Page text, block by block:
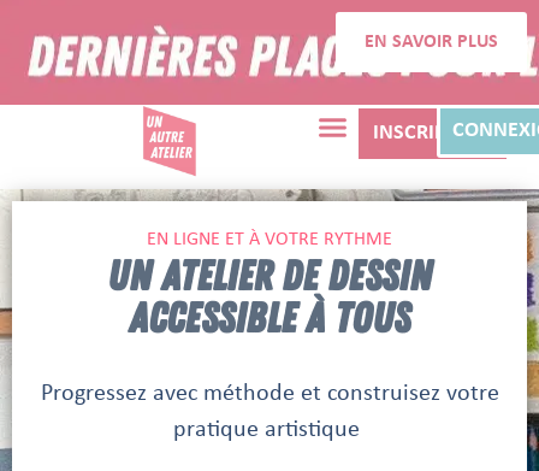
EN SAVOIR PLUS
INSCRIPTION
EN LIGNE ET À VOTRE RYTHME
UN ATELIER DE DESSIN
ACCESSIBLE À TOUS
Progressez avec méthode et construisez votre
pratique artistique